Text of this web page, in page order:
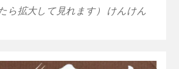
ら拡大して見れます） けんけん